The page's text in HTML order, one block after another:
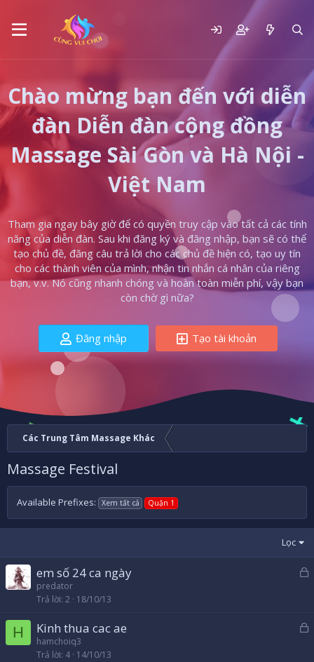
Chào mừng bạn đến với diễn
đàn Diễn đàn cộng đồng
Massage Sài Gòn và Hà Nội -
Việt Nam
Tham gia ngay bây giờ để có quyền truy cập vào tất cả các tính
năng của diễn đàn. Sau khi đăng ký và đăng nhập, bạn sẽ có thể
tạo chủ đề, đăng câu trả lời cho các chủ đề hiện có, tạo uy tín
cho các thành viên của mình, nhận tin nhắn cá nhân của riêng
bạn, v.v. Nó cũng nhanh chóng và hoàn toàn miễn phí, vậy bạn
còn chờ gì nữa?
Đăng nhập Tạo tài khoản
Các Trung Tâm Massage Khác
Massage Festival
Available Prefixes: Xem tất cả Quận 1
Lọc
ó
em số 24 ca ngày
predator
Trả lời 2 18/10/13
H Kinh thua cac ae
hamchoiq3
Trả lời 4 14/10/13